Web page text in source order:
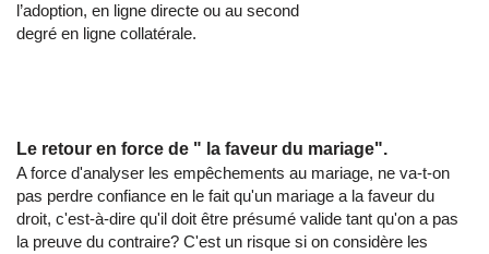
l’adoption, en ligne directe ou au second
degré en ligne collatérale.
Le retour en force de " la faveur du mariage".
A force d'analyser les empêchements au mariage, ne va-t-on
pas perdre confiance en le fait qu'un mariage a la faveur du
droit, c'est-à-dire qu'il doit être présumé valide tant qu'on a pas
la preuve du contraire? C'est un risque si on considère les